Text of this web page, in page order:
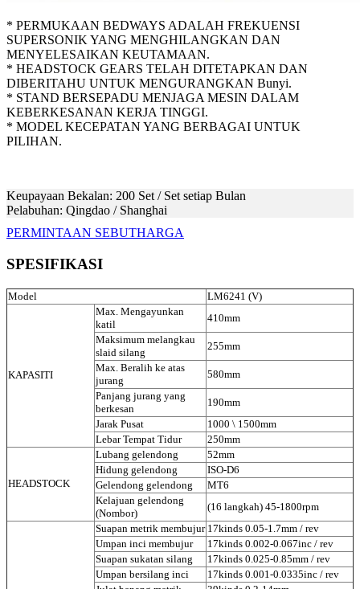
* PERMUKAAN BEDWAYS ADALAH FREKUENSI
SUPERSONIK YANG MENGHILANGKAN DAN
MENYELESAIKAN KEUTAMAAN.
* HEADSTOCK GEARS TELAH DITETAPKAN DAN
DIBERITAHU UNTUK MENGURANGKAN Bunyi.
* STAND BERSEPADU MENJAGA MESIN DALAM
KEBERKESANAN KERJA TINGGI.
* MODEL KECEPATAN YANG BERBAGAI UNTUK
PILIHAN.
Keupayaan Bekalan: 200 Set / Set setiap Bulan
Pelabuhan: Qingdao / Shanghai
PERMINTAAN SEBUTHARGA
SPESIFIKASI
Model LM6241 (V)
KAPASITI
Max. Mengayunkan
katil
410mm
Maksimum melangkau
slaid silang
255mm
Max. Beralih ke atas
jurang
580mm
Panjang jurang yang
berkesan
190mm
Jarak Pusat
1000 \ 1500mm
Lebar Tempat Tidur
250mm
HEADSTOCK
Lubang gelendong
52mm
Hidung gelendong
ISO-D6
Gelendong gelendong
MT6
Kelajuan gelendong
(Nombor)
(16 langkah) 45-1800rpm
Suapan metrik membujur 17kinds 0.05-1.7mm / rev
Umpan inci membujur
17kinds 0.002-0.067inc / rev
Suapan sukatan silang
17kinds 0.025-0.85mm / rev
Umpan bersilang inci
17kinds 0.001-0.0335inc / rev